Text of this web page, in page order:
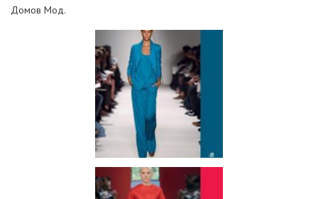
Домов Мод.